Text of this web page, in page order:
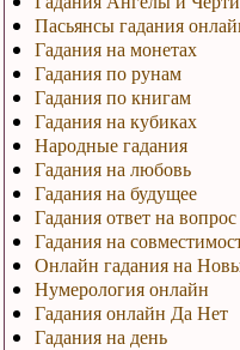
Пасьянсы гадания
Гадания на монетах
Гадания по рунам
Гадания по книгам
Гадания на кубиках
Народные гадания
Гадания на любовь
Гадания на будущее
Гадания ответ на вопрос
Гадания на
Онлайн гадания на
Нумерология онлайн
Гадания онлайн Да Нет
Гадания на день